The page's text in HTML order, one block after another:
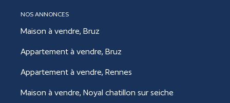
NOS ANNONCES
Maison à vendre, Bruz
Appartement à vendre, Bruz
Appartement à vendre, Rennes
Maison à vendre, Noyal chatillon sur seiche